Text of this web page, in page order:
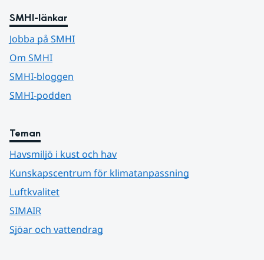
SMHI-länkar
Jobba på SMHI
Om SMHI
SMHI-bloggen
SMHI-podden
Teman
Havsmiljö i kust och hav
Kunskapscentrum för klimatanpassning
Luftkvalitet
SIMAIR
Sjöar och vattendrag